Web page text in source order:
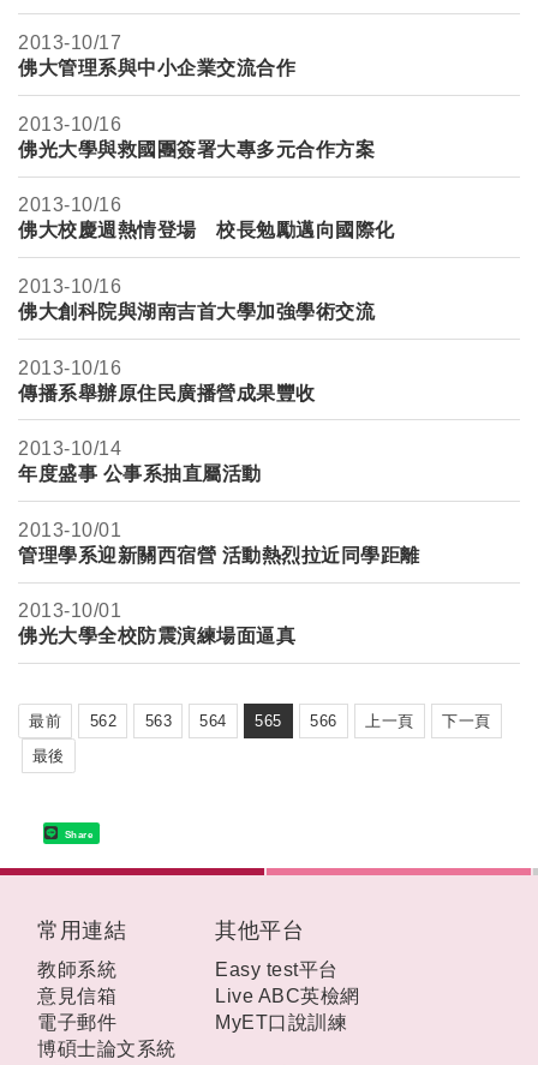
2013-10/17
佛大管理系與中小企業交流合作
2013-10/16
佛光大學與救國團簽署大專多元合作方案
2013-10/16
佛大校慶週熱情登場 校長勉勵邁向國際化
2013-10/16
佛大創科院與湖南吉首大學加強學術交流
2013-10/16
傳播系舉辦原住民廣播營成果豐收
2013-10/14
年度盛事 公事系抽直屬活動
2013-10/01
管理學系迎新關西宿營 活動熱烈拉近同學距離
2013-10/01
佛光大學全校防震演練場面逼真
最前 562 563 564 565 566 上一頁
下一頁
最後
Share
常用連結
教師系統
意見信箱
電子郵件
博碩士論文系統
其他平台
Easy test平台
Live ABC英檢網
MyET口說訓練